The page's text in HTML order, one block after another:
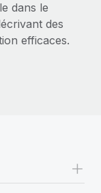
dans le
des
efficaces.
+